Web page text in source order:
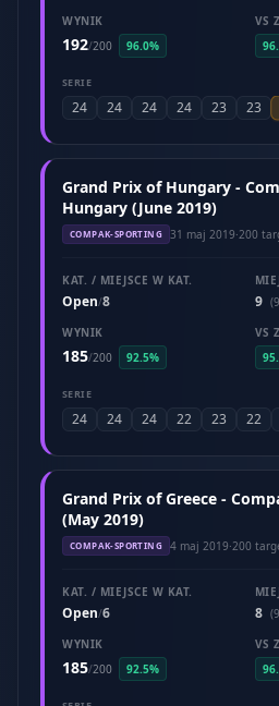
WYNIK
192/200 96.0%
VS
SERIE
24 24 24 24 23 23
Grand Prix of Hungary -
Hungary (June 2019)
COMPAK-SPORTING 31 maj 2019·200
KAT. / MIEJSCE W KAT.
Open/8 9
WYNIK
185/200 92.5%
VS
SERIE
24 24 24 22 23 22
Grand Prix of Greece -
(May 2019)
COMPAK-SPORTING 4 maj 2019·200
KAT. / MIEJSCE W KAT.
Open/6 8
WYNIK
185/200 92.5%
VS